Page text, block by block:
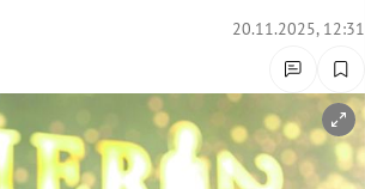
20.11.2025, 12:31